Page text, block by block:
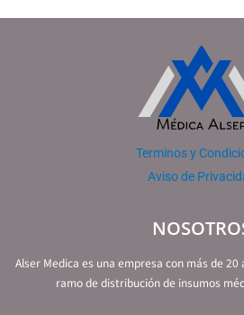
Terminos y
Aviso de
Alser Medica es una empresa con más de
ramo de distribución de insumos